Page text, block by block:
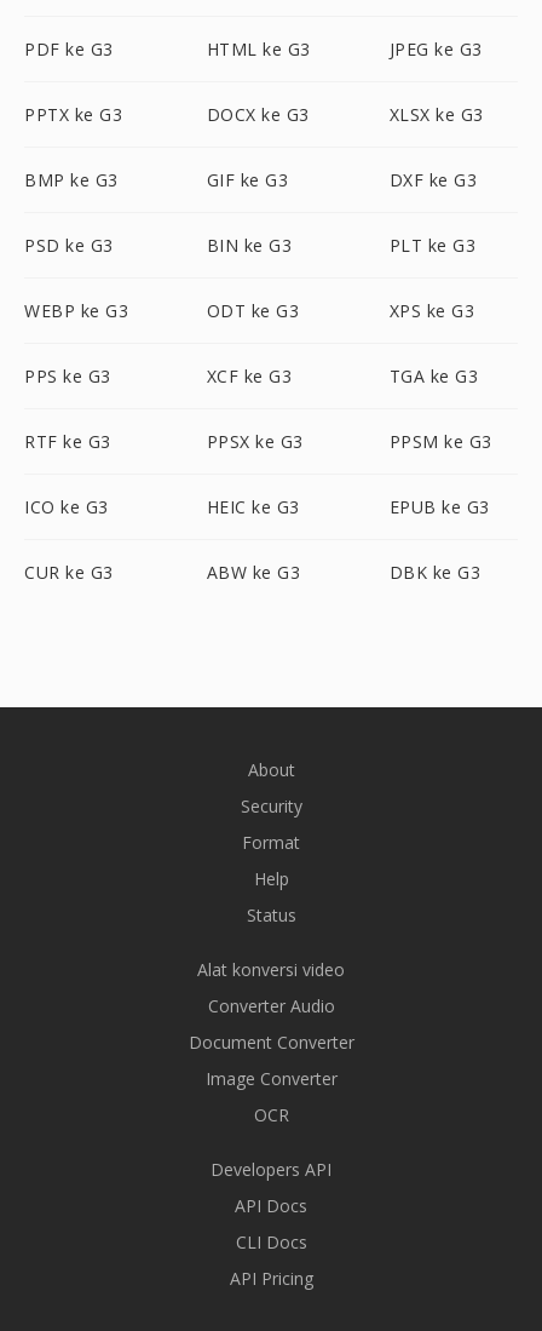
PDF ke G3 HTML ke G3 JPEG ke G3
PPTX ke G3 DOCX ke G3 XLSX ke G3
BMP ke G3 GIF ke G3 DXF ke G3
PSD ke G3 BIN ke G3 PLT ke G3
WEBP ke G3 ODT ke G3 XPS ke G3
PPS ke G3 XCF ke G3 TGA ke G3
RTF ke G3 PPSX ke G3 PPSM ke G3
ICO ke G3 HEIC ke G3 EPUB ke G3
CUR ke G3 ABW ke G3 DBK ke G3
About
Security
Format
Help
Status
Alat konversi video
Converter Audio
Document Converter
Image Converter
OCR
Developers API
API Docs
CLI Docs
API Pricing